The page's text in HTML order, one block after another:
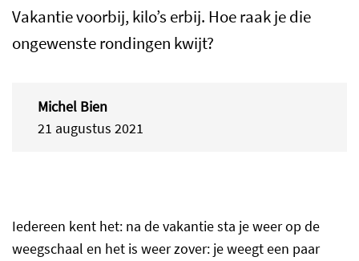
Vakantie voorbij, kilo’s erbij. Hoe raak je die
ongewenste rondingen kwijt?
Michel Bien
21 augustus 2021
Iedereen kent het: na de vakantie sta je weer op de
weegschaal en het is weer zover: je weegt een paar